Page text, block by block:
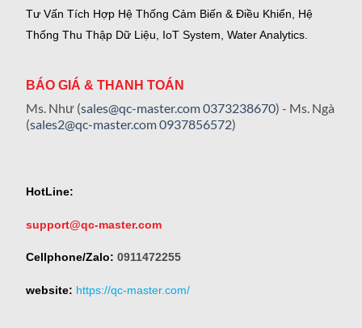
Tư Vấn Tích Hợp Hệ Thống Cảm Biến & Điều Khiển, Hệ
Thống Thu Thập Dữ Liệu, IoT System, Water Analytics.
BÁO GIÁ & THANH TOÁN
Ms. Như (sales@qc-master.com0373238670) - Ms. Ngà
(sales2@qc-master.com0937856572)
HotLine:
support@qc-master.com
Cellphone/Zalo: 0911472255
website: https://qc-master.com/